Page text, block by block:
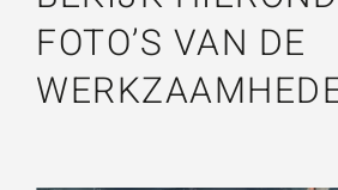
FOTO’S VAN DE